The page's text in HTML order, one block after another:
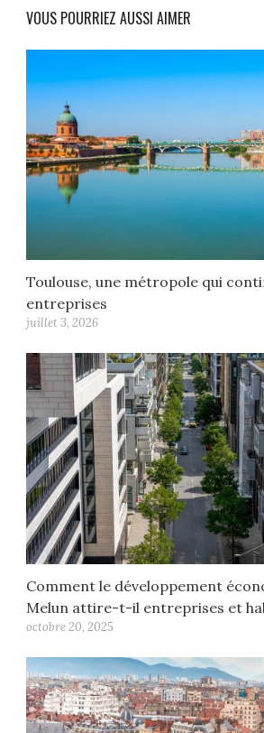
VOUS POURRIEZ AUSSI AIMER
Toulouse, une métropole qui
entreprises
juillet 3, 2026
Comment le développement
Melun attire-t-il entreprises et
octobre 20, 2025